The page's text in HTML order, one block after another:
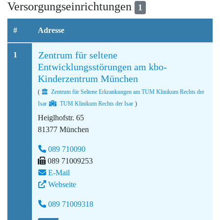
Versorgungseinrichtungen 1
# Adresse
1
Zentrum für seltene
Entwicklungsstörungen am kbo-
Kinderzentrum München
(
Zentrum für Seltene Erkrankungen am TUM Klinikum Rechts der
Isar
TUM Klinikum Rechts der Isar )
Heiglhofstr. 65
81377 München
089 710090
089 71009253
E-Mail
Webseite
089 71009318